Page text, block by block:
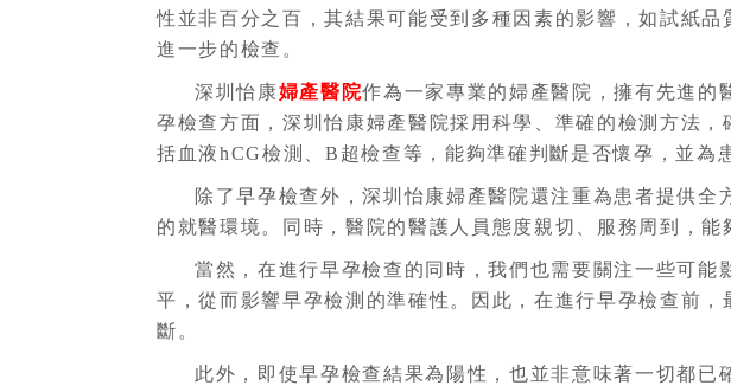
性並非百分之百，其結果可能受到多種因素的影響，如試紙
進一步的檢查。
深圳怡康婦產醫院作為一家專業的婦產醫院，擁有先進的
孕檢查方面，深圳怡康婦產醫院採用科學、準確的檢測方法
括血液hCG檢測、B超檢查等，能夠準確判斷是否懷孕，並為
除了早孕檢查外，深圳怡康婦產醫院還注重為患者提供
的就醫環境。同時，醫院的醫護人員態度親切、服務周到，能
當然，在進行早孕檢查的同時，我們也需要關注一些可
平，從而影響早孕檢測的準確性。因此，在進行早孕檢查前
斷。
此外，即使早孕檢查結果為陽性，也並非意味著一切都